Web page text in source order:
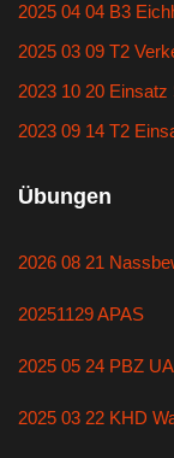
2025 04 04 B3
2025 03 09 T2
2023 10 20
2023 09 14 T2
Übungen
2026 08 21
20251129 APAS
2025 05 24 PBZ
2025 03 22 KHD